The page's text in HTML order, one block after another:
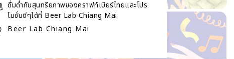
ดื่มด่ำกับสุนทรียภาพของคราฟท์เบียร์ไทยและโปร
โมชั่นดีๆได้ที่ Beer Lab Chiang Mai
Beer Lab Chiang Mai